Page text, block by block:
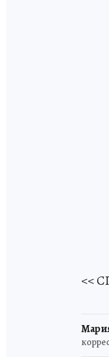
<<